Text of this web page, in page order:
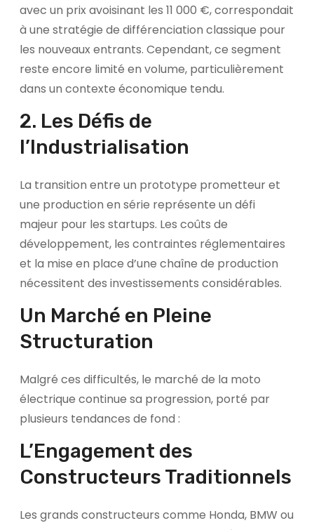
avec un prix avoisinant les 11 000 €, correspondait
à une stratégie de différenciation classique pour
les nouveaux entrants. Cependant, ce segment
reste encore limité en volume, particulièrement
dans un contexte économique tendu.
2. Les Défis de
l’Industrialisation
La transition entre un prototype prometteur et
une production en série représente un défi
majeur pour les startups. Les coûts de
développement, les contraintes réglementaires
et la mise en place d’une chaîne de production
nécessitent des investissements considérables.
Un Marché en Pleine
Structuration
Malgré ces difficultés, le marché de la moto
électrique continue sa progression, porté par
plusieurs tendances de fond :
L’Engagement des
Constructeurs Traditionnels
Les grands constructeurs comme Honda, BMW ou